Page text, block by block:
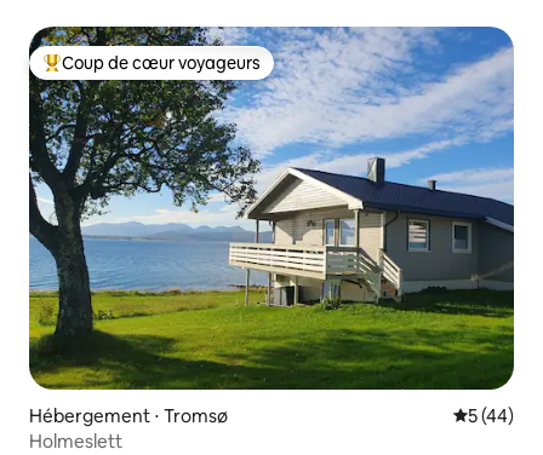
Coups de cœur voyageurs les plus appréciés
Coup de cœur voyageurs
Hébergement ⋅ Tromsø
5 (44)
Holmeslett